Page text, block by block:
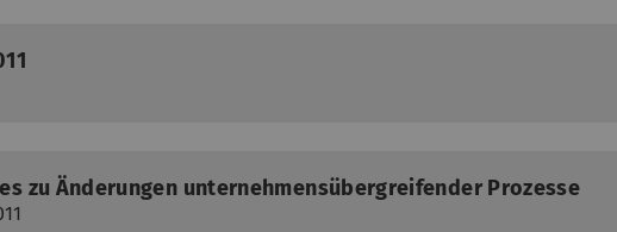
zu Änderungen unternehmensübergreifender Prozesse